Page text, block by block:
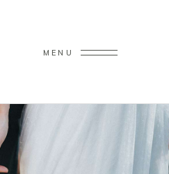
MENU